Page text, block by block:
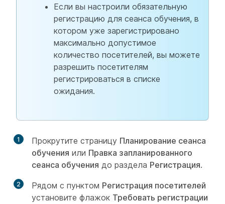
Если вы настроили обязательную
регистрацию для сеанса обучения, в
котором уже зарегистрировано
максимально допустимое
количество посетителей, вы можете
разрешить посетителям
регистрироваться в списке
ожидания.
1 Прокрутите страницу Планирование сеанса
обучения или Правка запланированного
сеанса обучения до раздела Регистрация.
2 Рядом с пунктом Регистрация посетителей
установите флажок Требовать регистрации